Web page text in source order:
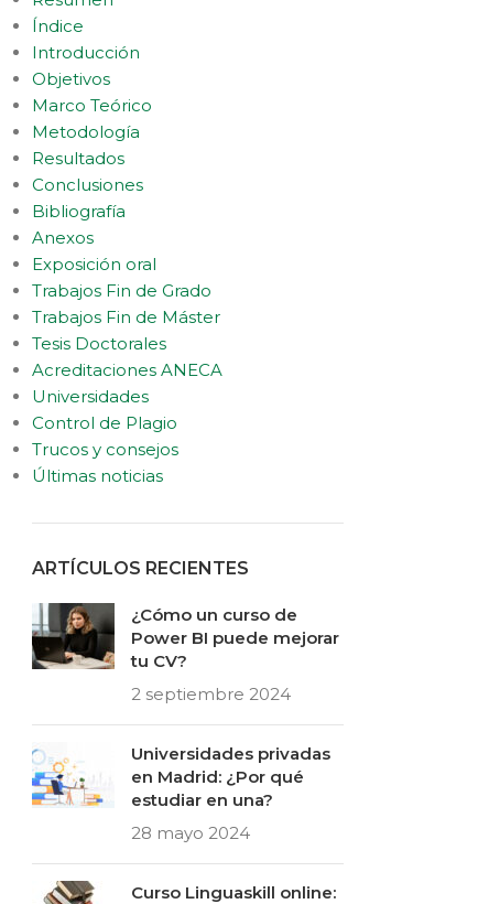
Índice
Introducción
Objetivos
Marco Teórico
Metodología
Resultados
Conclusiones
Bibliografía
Anexos
Exposición oral
Trabajos Fin de Grado
Trabajos Fin de Máster
Tesis Doctorales
Acreditaciones ANECA
Universidades
Control de Plagio
Trucos y consejos
Últimas noticias
ARTÍCULOS RECIENTES
¿Cómo un curso de
Power BI puede mejorar
tu CV?
2 septiembre 2024
Universidades privadas
en Madrid: ¿Por qué
estudiar en una?
28 mayo 2024
Curso Linguaskill online: